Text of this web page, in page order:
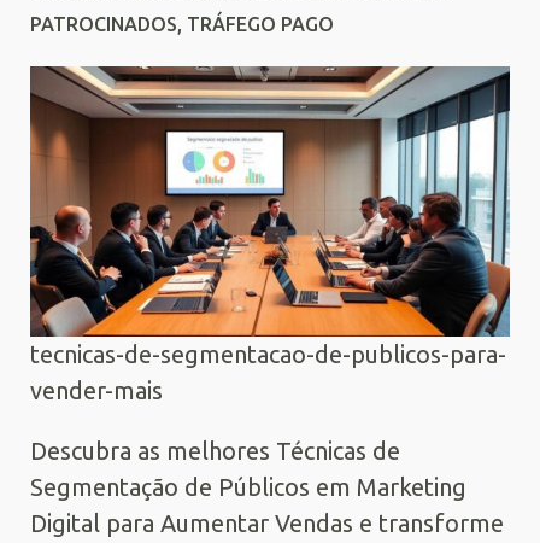
PATROCINADOS, TRÁFEGO PAGO
tecnicas-de-segmentacao-de-publicos-para-
vender-mais
Descubra as melhores Técnicas de
Segmentação de Públicos em Marketing
Digital para Aumentar Vendas e transforme